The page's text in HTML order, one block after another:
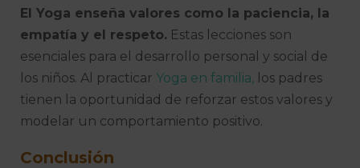
El Yoga enseña valores como la paciencia, la
empatía y el respeto. Estas lecciones son
esenciales para el desarrollo personal y social de
los niños. Al practicar Yoga en familia, los padres
tienen la oportunidad de reforzar estos valores y
modelar un comportamiento positivo.
Conclusión